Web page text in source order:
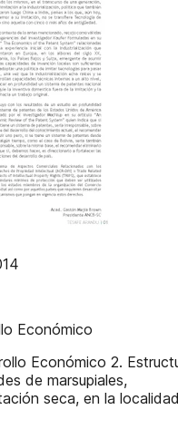
Económico
Económico 2.
de marsupiales,
seca, en la